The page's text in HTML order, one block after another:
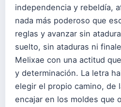
independencia y rebeldía,
nada más poderoso que
reglas y avanzar sin
suelto, sin ataduras ni
Melixae con una actitud
y determinación. La letra
elegir el propio camino, de
encajar en los moldes que